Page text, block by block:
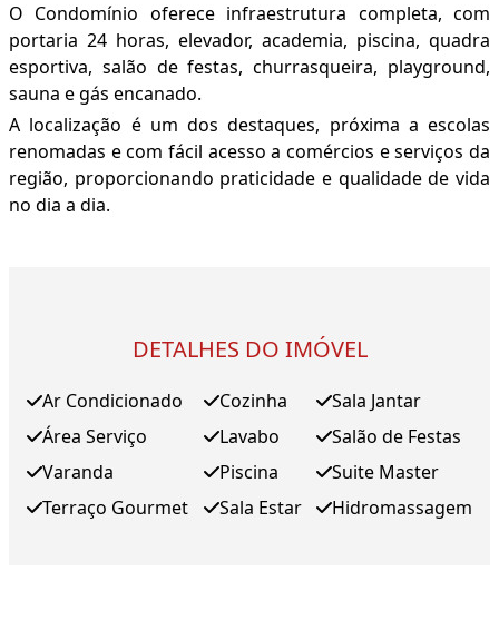
O Condomínio oferece infraestrutura completa, com
portaria 24 horas, elevador, academia, piscina, quadra
esportiva, salão de festas, churrasqueira, playground,
sauna e gás encanado.
A localização é um dos destaques, próxima a escolas
renomadas e com fácil acesso a comércios e serviços da
região, proporcionando praticidade e qualidade de vida
no dia a dia.
DETALHES DO IMÓVEL
Ar Condicionado
Área Serviço
Varanda
Terraço Gourmet
Cozinha
Lavabo
Piscina
Sala Estar
Sala Jantar
Salão de Festas
Suite Master
Hidromassagem